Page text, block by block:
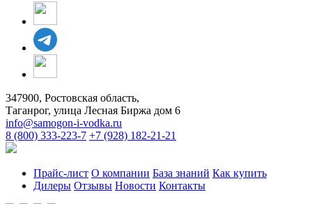
347900, Ростовская область,
Таганрог, улица Лесная Биржа дом 6
info@samogon-i-vodka.ru
8 (800) 333-223-7 +7 (928) 182-21-21
Прайс-лист О компании База знаний Как купить
Дилеры Отзывы Новости Контакты